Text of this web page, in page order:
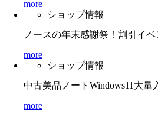
more
ショップ情報
ノースの年末感謝祭！割引イベ
more
ショップ情報
中古美品ノートWindows11大量
more